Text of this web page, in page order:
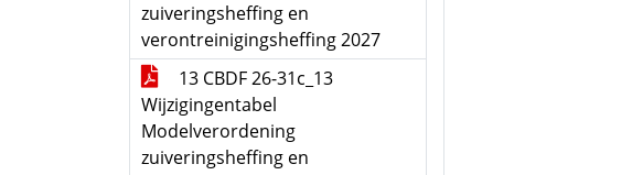
zuiveringsheffing en
verontreinigingsheffing 2027
13 CBDF 26-31c_13
Wijzigingentabel
Modelverordening
zuiveringsheffing en